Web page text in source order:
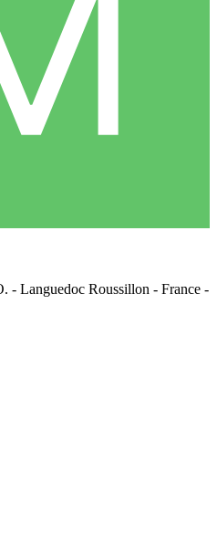
- Languedoc Roussillon - France -